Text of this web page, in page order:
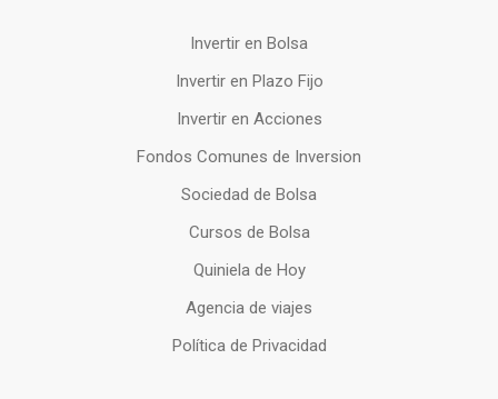
Invertir en Bolsa
Invertir en Plazo Fijo
Invertir en Acciones
Fondos Comunes de Inversion
Sociedad de Bolsa
Cursos de Bolsa
Quiniela de Hoy
Agencia de viajes
Política de Privacidad